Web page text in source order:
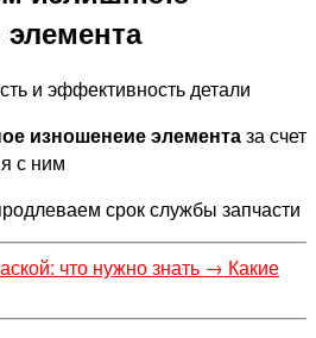
и эффективность детали
изношенеие элементаза счет
с ним
срок службы запчасти
что нужно знать → Какие